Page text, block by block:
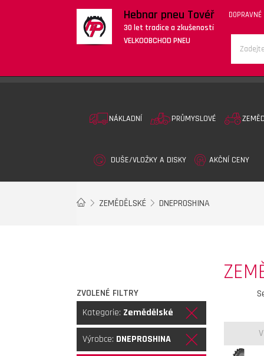
Hebnar pneu Tovéř
30 let tradice a zkušeností
VELKOOBCHOD PNEU
DOPRAVNÉ
NÁKLADNÍ PRŮMYSLOVÉ
DUŠE/VLOŽKY A DISKY AKČNÍ CENY
ZEMĚDĚLSKÉ DNEPROSHINA
ZVOLENÉ FILTRY
Kategorie: Zemědělské
Výrobce: DNEPROSHINA